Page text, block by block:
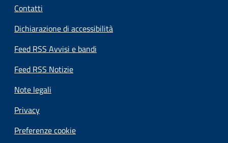
Contatti
Dichiarazione di accessibilità
Feed RSS Avvisi e bandi
Feed RSS Notizie
Note legali
Privacy
Preferenze cookie